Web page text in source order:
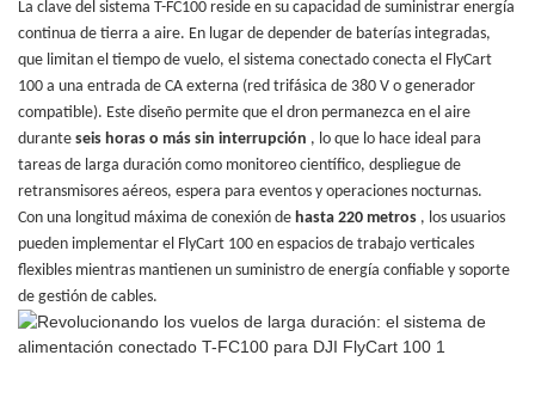
La clave del sistema T-FC100 reside en su capacidad de suministrar energía
continua de tierra a aire. En lugar de depender de baterías integradas,
que limitan el tiempo de vuelo, el sistema conectado conecta el FlyCart
100 a una entrada de CA externa (red trifásica de 380 V o generador
compatible). Este diseño permite que el dron permanezca en el aire
durante seis horas o más sin interrupción , lo que lo hace ideal para
tareas de larga duración como monitoreo científico, despliegue de
retransmisores aéreos, espera para eventos y operaciones nocturnas.
Con una longitud máxima de conexión de hasta 220 metros , los usuarios
pueden implementar el FlyCart 100 en espacios de trabajo verticales
flexibles mientras mantienen un suministro de energía confiable y soporte
de gestión de cables.